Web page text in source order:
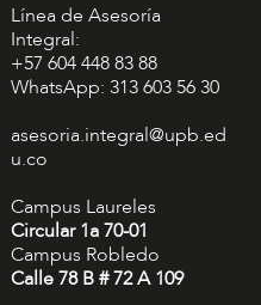
Línea de Asesoría
Integral:
+57 604 448 83 88
WhatsApp: 313 603 56 30
asesoria.integral@upb.ed
u.co
Campus Laureles
Circular 1a 70-01
Campus Robledo
Calle 78 B # 72 A 109